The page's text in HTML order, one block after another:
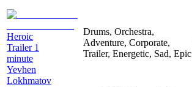
Heroic
Trailer 1
minute
Yevhen
Lokhmatov
Drums, Orchestra,
Adventure, Corporate,
Trailer, Energetic, Sad, Epic